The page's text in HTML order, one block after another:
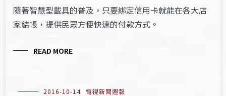
隨著智慧型載具的普及，只要綁定信用卡就能在各大店
家結帳，提供民眾方便快速的付款方式。
READ MORE
2016-10-14 電視新聞週報